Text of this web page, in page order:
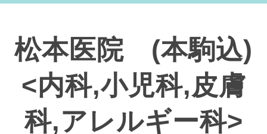
松本医院 (本駒込)
<内科,小児科,皮膚
科,アレルギー科>